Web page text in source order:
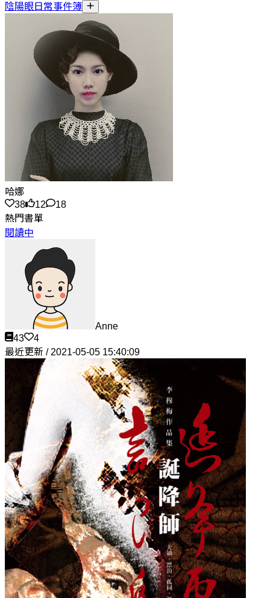
陰陽眼日常事件簿
哈娜
38
12
18
熱門書單
閱讀中
Anne
43
4
最近更新 / 2021-05-05 15:40:09